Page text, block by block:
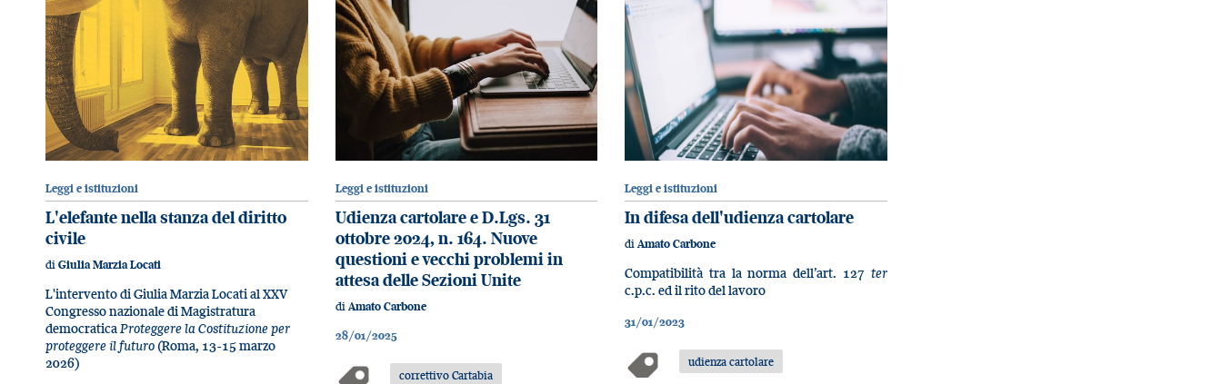
Leggi e istituzioni
L'elefante nella stanza del diritto
civile
di Giulia Marzia Locati
L'intervento di Giulia Marzia Locati al XXV
Congresso nazionale di Magistratura
democraticaProteggere la Costituzione per
proteggere il futuro(Roma, 13-15 marzo
2026)
Leggi e istituzioni
Udienza cartolare e D.Lgs. 31
ottobre 2024, n. 164. Nuove
questioni e vecchi problemi in
attesa delle Sezioni Unite
di Amato Carbone
28/01/2025
correttivo Cartabia
Leggi e istituzioni
In difesa dell'udienza cartolare
di Amato Carbone
Compatibilità tra la norma dell’art. 127 ter
c.p.c. ed il rito del lavoro
31/01/2023
udienza cartolare